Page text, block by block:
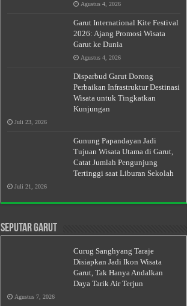
Agustus 4, 2026
Garut International Kite Festival
2026: Ajang Promosi Wisata
Garut ke Dunia
Agustus 4, 2026
Disparbud Garut Dorong
Perbaikan Infrastruktur Destinasi
Wisata untuk Tingkatkan
Kunjungan
Juli 23, 2026
Gunung Papandayan Jadi
Tujuan Wisata Utama di Garut,
Catat Jumlah Pengunjung
Tertinggi saat Liburan Sekolah
Juli 21, 2026
Seputar Garut
Curug Sanghyang Taraje
Disiapkan Jadi Ikon Wisata
Garut, Tak Hanya Andalkan
Daya Tarik Air Terjun
Agustus 7, 2026